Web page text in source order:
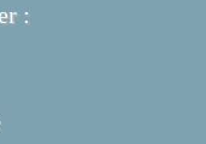
: